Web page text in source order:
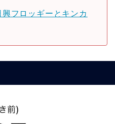
フロッギーとキンカ